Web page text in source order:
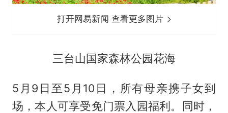
打开网易新闻 查看更多图片
三台山国家森林公园花海
5月9日至5月10日，所有母亲携子女到
场，本人可享受免门票入园福利。同时，